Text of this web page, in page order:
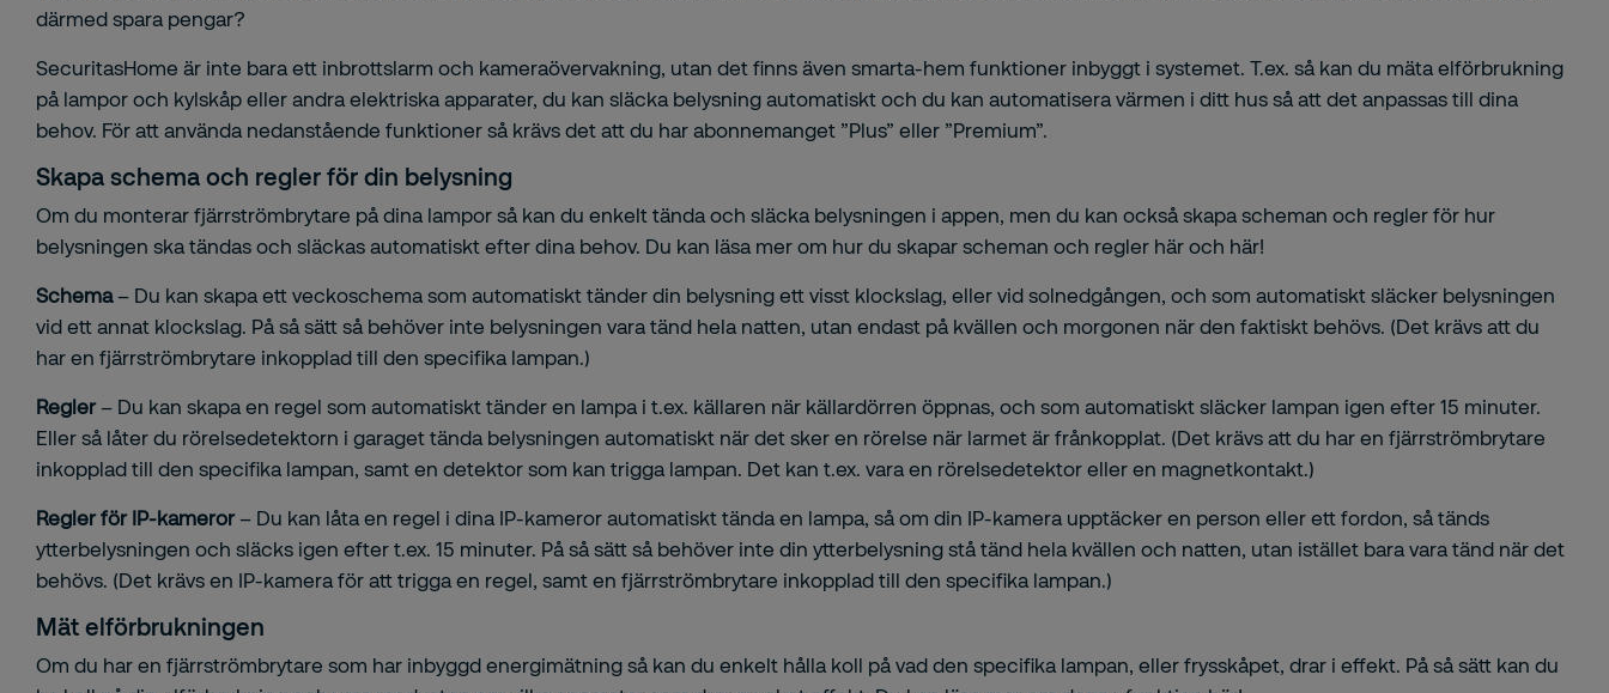
därmed spara pengar?
SecuritasHome är inte bara ett inbrottslarm och kameraövervakning, utan det finns även smarta-hem funktioner inbyggt i systemet. T.ex. så kan du mäta elförbrukning
på lampor och kylskåp eller andra elektriska apparater, du kan släcka belysning automatiskt och du kan automatisera värmen i ditt hus så att det anpassas till dina
behov. För att använda nedanstående funktioner så krävs det att du har abonnemanget ”Plus” eller ”Premium”.
Skapa schema och regler för din belysning
Om du monterar fjärrströmbrytare på dina lampor så kan du enkelt tända och släcka belysningen i appen, men du kan också skapa scheman och regler för hur
belysningen ska tändas och släckas automatiskt efter dina behov. Du kan läsa mer om hur du skapar scheman och regler här och här!
Schema– Du kan skapa ett veckoschema som automatiskt tänder din belysning ett visst klockslag, eller vid solnedgången, och som automatiskt släcker belysningen
vid ett annat klockslag. På så sätt så behöver inte belysningen vara tänd hela natten, utan endast på kvällen och morgonen när den faktiskt behövs. (Det krävs att du
har en fjärrströmbrytare inkopplad till den specifika lampan.)
Regler– Du kan skapa en regel som automatiskt tänder en lampa i t.ex. källaren när källardörren öppnas, och som automatiskt släcker lampan igen efter 15 minuter.
Eller så låter du rörelsedetektorn i garaget tända belysningen automatiskt när det sker en rörelse när larmet är frånkopplat. (Det krävs att du har en fjärrströmbrytare
inkopplad till den specifika lampan, samt en detektor som kan trigga lampan. Det kan t.ex. vara en rörelsedetektor eller en magnetkontakt.)
Regler för IP-kameror– Du kan låta en regel i dina IP-kameror automatiskt tända en lampa, så om din IP-kamera upptäcker en person eller ett fordon, så tänds
ytterbelysningen och släcks igen efter t.ex. 15 minuter. På så sätt så behöver inte din ytterbelysning stå tänd hela kvällen och natten, utan istället bara vara tänd när det
behövs. (Det krävs en IP-kamera för att trigga en regel, samt en fjärrströmbrytare inkopplad till den specifika lampan.)
Mät elförbrukningen
Om du har en fjärrströmbrytare som har inbyggd energimätning så kan du enkelt hålla koll på vad den specifika lampan, eller frysskåpet, drar i effekt. På så sätt kan du